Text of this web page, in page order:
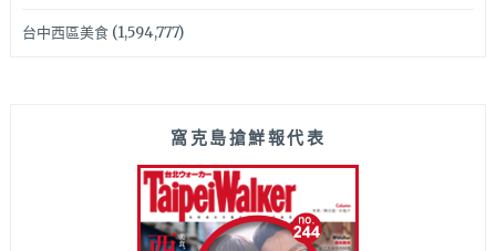
台中西區美食(1,594,777)
窩克島搶鮮報代表